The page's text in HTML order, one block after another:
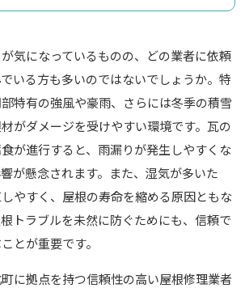
気になっているものの、どの業者に依頼
いる方も多いのではないでしょうか。特
特有の強風や豪雨、さらには冬季の積雪
がダメージを受けやすい環境です。瓦の
が進行すると、雨漏りが発生しやすくな
が懸念されます。また、湿気が多いた
やすく、屋根の寿命を縮める原因ともな
トラブルを未然に防ぐためにも、信頼で
とが重要です。
に拠点を持つ信頼性の高い屋根修理業者